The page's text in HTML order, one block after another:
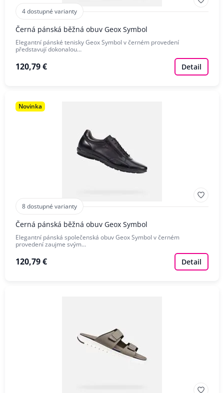
4 dostupné varianty
Černá pánská běžná obuv Geox Symbol
Elegantní pánské tenisky Geox Symbol v černém provedení
představují dokonalou…
120,79 € Detail
Novinka
8 dostupné varianty
Černá pánská běžná obuv Geox Symbol
Elegantní pánská společenská obuv Geox Symbol v černém
provedení zaujme svým…
120,79 € Detail